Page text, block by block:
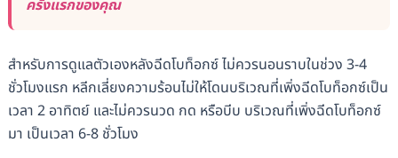
ครั้งแรกของคุณ
สำหรับการดูแลตัวเองหลังฉีดโบท็อกซ์ ไม่ควรนอนราบในช่วง 3-4
ชั่วโมงแรก หลีกเลี่ยงความร้อนไม่ให้โดนบริเวณที่เพิ่งฉีดโบท็อกซ์เป็น
เวลา 2 อาทิตย์ และไม่ควรนวด กด หรือบีบ บริเวณที่เพิ่งฉีดโบท็อกซ์
มา เป็นเวลา 6-8 ชั่วโมง